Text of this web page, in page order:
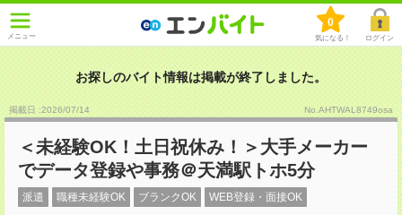
メニュー
0
気になる！ ログイン
お探しのバイト情報は掲載が終了しました。
掲載日 :2026/07/14 No.AHTWAL8749osa
＜未経験OK！土日祝休み！＞大手メーカー
でデータ登録や事務＠天満駅トホ5分
派遣 職種未経験OK ブランクOK WEB登録・面接OK